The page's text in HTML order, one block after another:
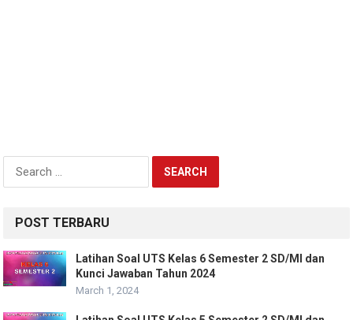
Search
POST TERBARU
Latihan Soal UTS Kelas 6 Semester 2 SD/MI dan
Kunci Jawaban Tahun 2024
March 1, 2024